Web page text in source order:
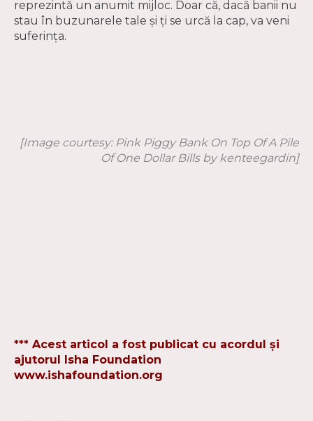
reprezintă un anumit mijloc. Doar că, dacă banii nu
stau în buzunarele tale și ți se urcă la cap, va veni
suferința.
[Image courtesy: Pink Piggy Bank On Top Of A Pile
Of One Dollar Bills by kenteegardin]
*** Acest articol a fost publicat cu acordul și
ajutorul Isha Foundation
www.ishafoundation.org